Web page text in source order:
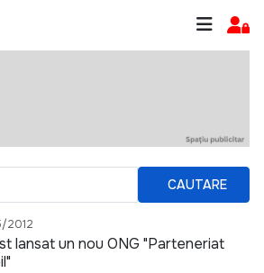
CAUTARE
2012
lansat un nou ONG "Parteneriat